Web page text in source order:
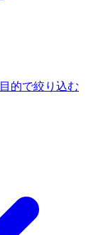
目的で絞り込む